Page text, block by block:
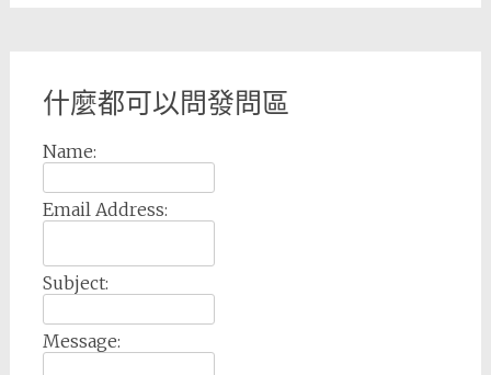
什麼都可以問發問區
Name:
Email Address:
Subject:
Message: